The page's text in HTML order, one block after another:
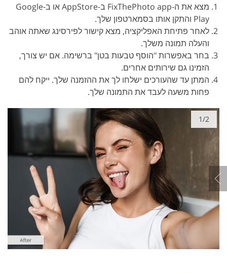
מצא את ה-FixThePhoto app ב-AppStore או ב-Google
Play והתקן אותו בסמארטפון שלך.
לאחר פתיחת האפליקציה, מצא קישור לפירסינג שאתה אוהב
והעלה תמונה משלך.
בחר באפשרות "הוסף טבעות בטן" ברשימה. אם יש צורך,
הזמינו גם שירותים אחרים.
המתן עד שהעורכים ישלחו לך את ההזמנה שלך. ייקח להם
פחות משעה לעבד את התמונה שלך.
1/2